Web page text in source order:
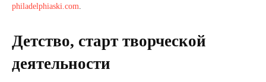
philadelphiaski.com.
Детство, старт творческой
деятельности